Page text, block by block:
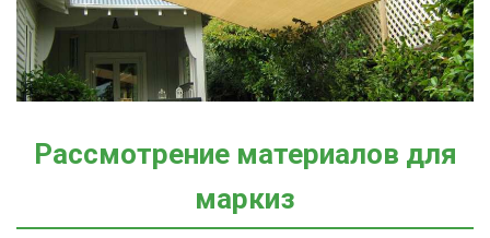
Рассмотрение материалов для
маркиз